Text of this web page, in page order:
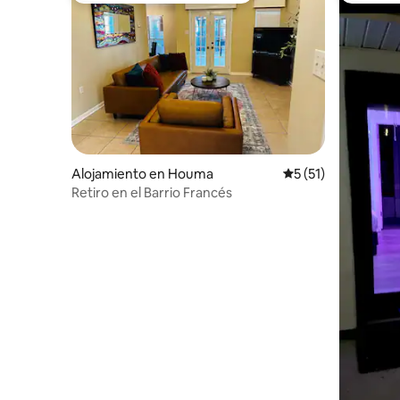
Alojamiento en Houma Calificación
5 (51)
Retiro en el Barrio Francés